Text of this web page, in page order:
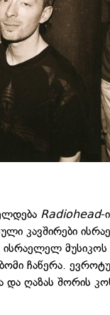
Radiohead-
კავშირები
ისრაელელ
ჩაწერა.
და ღაზას შორის